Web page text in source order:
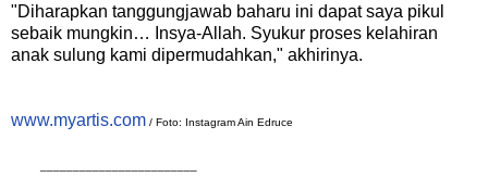
"Diharapkan tanggungjawab baharu ini dapat saya pikul
sebaik mungkin… Insya-Allah. Syukur proses kelahiran
anak sulung kami dipermudahkan," akhirinya.
www.myartis.com / Foto: Instagram Ain Edruce